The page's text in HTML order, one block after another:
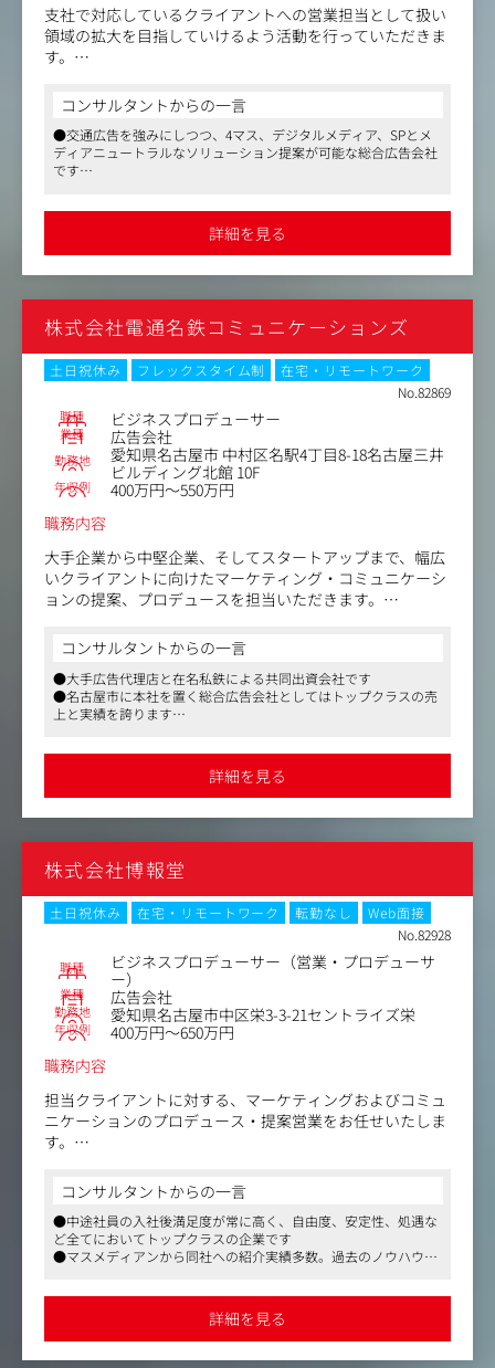
支社で対応しているクライアントへの営業担当として扱い
領域の拡大を目指していけるよう活動を行っていただきま
す。
主な業務内容は、各種マスメディア広告（OOH含む）、デ
ジタル施策、プロモーション施策の企画立案・提案および
進行管理（デジタル広告の運用も含む）など、幅広い領域
をお任せします。
特にデジタルを起点とした課題設定型の提案を行うこと
コンサルタントからの一言
●交通広告を強みにしつつ、4マス、デジタルメディア、SPとメ
ディアニュートラルなソリューション提案が可能な総合広告会社
です
会社です。産休育休から復帰している社員も多いです
詳細を見る
株式会社電通名鉄コミュニケーションズ
土日祝休み フレックスタイム制
在宅・リモートワーク
No.82869
職種 ビジネスプロデューサー
業種 広告会社
勤務地
愛知県名古屋市 中村区名駅4丁目8-18名古屋三井
ビルディング北館 10F
年収例
400万円～550万円
職務内容
大手企業から中堅企業、そしてスタートアップまで、幅広
いクライアントに向けたマーケティング・コミュニケーシ
ョンの提案、プロデュースを担当いただきます。
またマーケティング領域に留まらない、経営課題・事業課
題に対するソリューション提供の推進、デジタルトランス
フォーメーション（DX）支援、新規事業の開発・推進等も
担って頂きます。
・クライアントが抱える課題の発見と解決策の模索、実行
・社内の各種専門スタッフや、様々な外部協力会社のアサ
＜当ポジションの魅力＞
・クライアントと最も密に関わる最前線のポジションだか
・会社の代表、クライアントへの責任者として、メンバー
をまとめて業務を遂行してゆくことにより、リーダーシッ
プスキルやチームマネジメントのスキルが身につく
・各種課題を分析し、提案して終わりではなく、最終の生
活者の接点まで顧客に伴走し実行出来るため、顧客のマー
ケティングの実行や、事業成長や企業変革の実現を体験で
・様々な業種、規模のクライアントの多様な業務に携わ
り、ビジネスの幅広い知見を得るチャンス
名鉄グループの関連企業はもちろんのこと、メーカー、流
掛けています。
2022年3月に本社が名古屋駅東に移転し、これまで以上に
クリエーティビティで働く人にやさしいオフィス空間にな
ョンによって、カフェスタイルだったり、個室集中シート
コンサルタントからの一言
●大手広告代理店と在名私鉄による共同出資会社です
●名古屋市に本社を置く総合広告会社としてはトップクラスの売
上と実績を誇ります
詳細を見る
株式会社博報堂
土日祝休み 在宅・リモートワーク 転勤なし
Web面接
No.82928
職種
ビジネスプロデューサー（営業・プロデューサ
ー）
業種 広告会社
勤務地 愛知県名古屋市中区栄3-3-21セントライズ栄
年収例
400万円～650万円
職務内容
担当クライアントに対する、マーケティングおよびコミュ
ニケーションのプロデュース・提案営業をお任せいたしま
す。
いながら、従来の広告ビジネスの枠に捉われず、幅広い領
域における課題解決やビジネス創造が求められるポジショ
ンとなります。
▼具体的には▼
み、課題を発見・抽出しクライアントのビジネスの成長を
コンサルタントからの一言
●中途社員の入社後満足度が常に高く、自由度、安定性、処遇な
ど全てにおいてトップクラスの企業です
●マスメディアンから同社への紹介実績多数。過去のノウハウを
●応募書類の添削や各面接対策など、また選考の注目ポイントな
ども適宜アドバイスします。最適なキャリア選択の支援と万全の
体制を整えていますので、ぜひご活用ください
詳細を見る